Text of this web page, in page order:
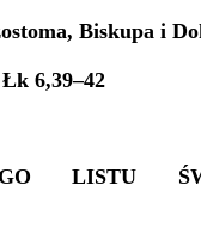
Biskupa i
6,39–42
LISTU